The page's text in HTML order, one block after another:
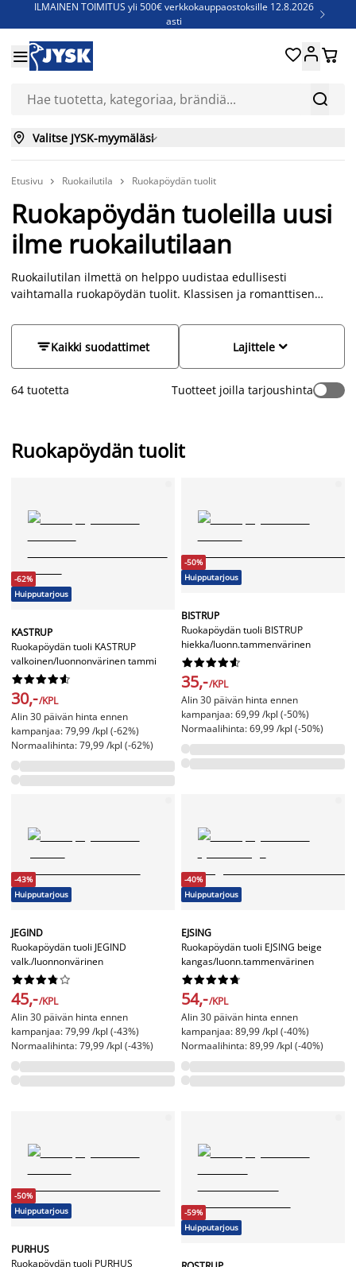
ILMAINEN TOIMITUS yli 500€ verkkokauppaostoksille 12.8.2026
asti

Jenkkisänkyjä - Säästä jopa 60%


 
 Valitse JYSK-myymäläsi
Etusivu  Ruokailutila  Ruokapöydän tuolit
Ruokapöydän tuoleilla uusi
ilme ruokailutilaan
Ruokailutilan ilmettä on helppo uudistaa edullisesti
vaihtamalla ruokapöydän tuolit. Klassisen ja romanttisen
tai valkoisen pöydän ja valkoiset ruokatuolit. Modernin ja
kevyen ilmeen saat esimerkiksi tuoleilla, joissa on mustat tai
päällystetyt tuolit ovat tyylikkäitä ja käytännöllisiä - niiden
mökillekin ja jokaiseen makuun.Kurkkaa sisustusideoita ja
inspiroidu erilaisten ruokapöydän tuolien yhdistelemisestä
Kaikki suodattimet 
Lajittele
64 tuotetta Tuotteet joilla tarjoushinta
Ruokapöydän tuolit
-62%
Huipputarjous
KASTRUP
Ruokapöydän tuoli KASTRUP
valkoinen/luonnonvärinen tammi






30,-/KPL
Alin 30 päivän hinta ennen
kampanjaa: 79,99 /kpl (-62%)
Normaalihinta: 79,99 /kpl (-62%)
-50%
Huipputarjous
BISTRUP
Ruokapöydän tuoli BISTRUP
hiekka/luonn.tammenvärinen






35,-/KPL
Alin 30 päivän hinta ennen
kampanjaa: 69,99 /kpl (-50%)
Normaalihinta: 69,99 /kpl (-50%)
-43%
Huipputarjous
JEGIND
Ruokapöydän tuoli JEGIND
valk./luonnonvärinen






45,-/KPL
Alin 30 päivän hinta ennen
kampanjaa: 79,99 /kpl (-43%)
Normaalihinta: 79,99 /kpl (-43%)
-40%
Huipputarjous
EJSING
Ruokapöydän tuoli EJSING beige
kangas/luonn.tammenvärinen






54,-/KPL
Alin 30 päivän hinta ennen
kampanjaa: 89,99 /kpl (-40%)
Normaalihinta: 89,99 /kpl (-40%)
-50%
Huipputarjous
PURHUS
Ruokapöydän tuoli PURHUS
-59%
Huipputarjous